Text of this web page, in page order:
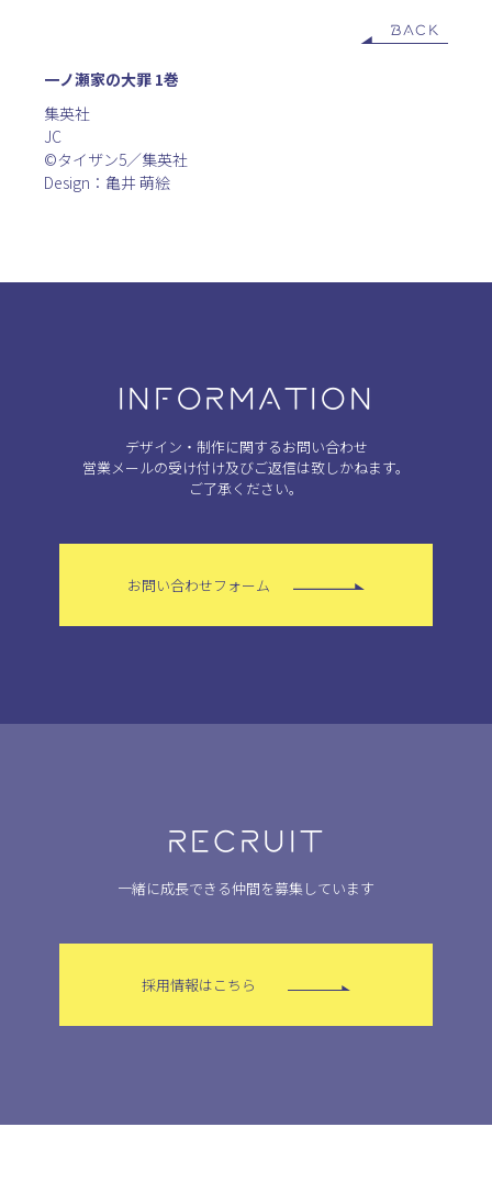
BACK
一ノ瀬家の大罪 1巻
集英社
JC
©タイザン5／集英社
Design：亀井 萌絵
INFORMATION
デザイン・制作に関するお問い合わせ
営業メールの受け付け及びご返信は致しかねます。
ご了承ください。
お問い合わせフォーム
RECRUIT
一緒に成長できる仲間を募集しています
採用情報はこちら